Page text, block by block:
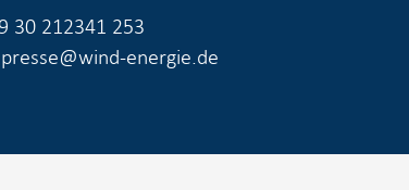
30 212341 253
energie.de